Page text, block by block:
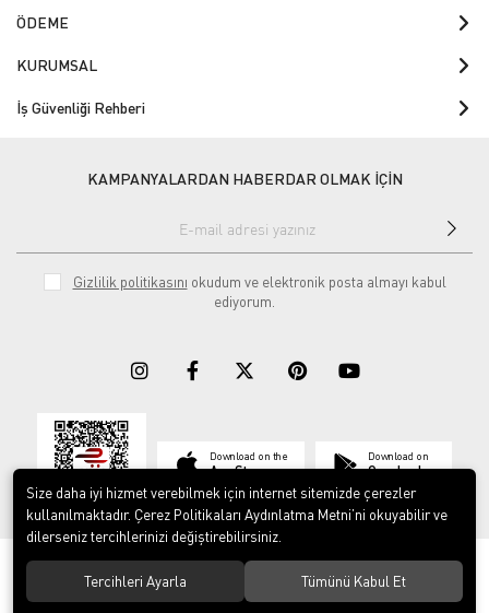
ÖDEME
KURUMSAL
İş Güvenliği Rehberi
KAMPANYALARDAN HABERDAR OLMAK İÇİN
Gizlilik politikasını okudum ve elektronik posta almayı kabul
ediyorum.
Download on the
App Store
Download on
Google play
© 2023ERY İş Güvenliği Ekipmanları. Tüm hakları saklıdır.
Size daha iyi hizmet verebilmek için internet sitemizde çerezler
kullanılmaktadır. Çerez Politikaları Aydınlatma Metni’ni okuyabilir ve
dilerseniz tercihlerinizi değiştirebilirsiniz.
Tercihleri Ayarla Tümünü Kabul Et